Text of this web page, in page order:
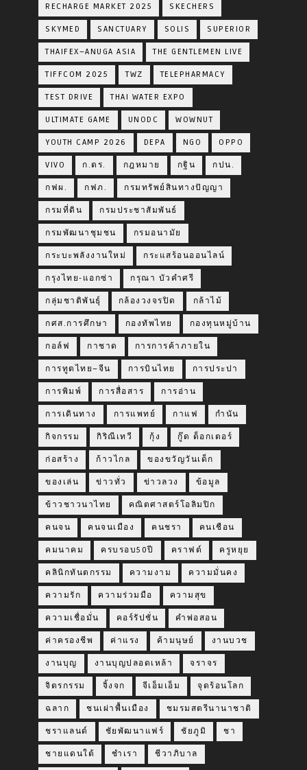
RECHARGE MARKET 2025 SKECHERS
SKYMED SANCTUARY SOLIS SUPERIOR
THAIFEX–ANUGA ASIA THE GENTLEMEN LIVE
TIFFCOM 2025 TWZ TELEPHARMACY
TEST DRIVE THAI WATER EXPO
ULTIMATE GAME UNODC WOWNUT
YOUTH CAMP 2026 DEPA NGO OPPO
VIVO ก.ตร. กฎหมาย กฐิน กปน.
กฟผ. กฟภ. กรมทรัพย์สินทางปัญญา
กรมที่ดิน กรมประชาสัมพันธ์
กรมพัฒนาชุมชน กรมอนามัย
กระบะพลังงานใหม่ กระแสร้อนออนไลน์
กรุงไทย-แอกซ่า กรุณา บัวคำศรี
กลุ่มชาติพันธุ์ กล้องวงจรปิด กล้าไม้
กศส.การศึกษา กองทัพไทย กองทุนหมู่บ้าน
กอล์ฟ กาชาด การการค้าภายใน
การทูตไทย–จีน การบินไทย การประปา
การพิมพ์ การสื่อสาร การอ่าน
การเดินทาง การแพทย์ กาแฟ กำนัน
กิจกรรม กิริณีเทวี กุ้ง กู๊ด ด็อกเตอร์
ก่อสร้าง ก้าวไกล ของขวัญวันเด็ก
ของเล่น ข่าวทั่ว ข่าวลวง ข้อมูล
ข้าวชาวนาไทย คณิตศาสตร์โอลิมปิก
คนจน คนจนเมือง คนชรา คนเชือน
คมนาคม ครบรอบ50ปี คราฟต์ ครูหยุย
คลินิกทันตกรรม ความงาม ความมั่นคง
ความรัก ความร่วมมือ ความสุข
ความเชื่อมั่น คอร์รัปชั่น คำพ่อสอน
ค่าครองชีพ ค่าแรง ค้ามนุษย์ งานบวช
งานบุญ งานบุญปลอดเหล้า จราจร
จิตรกรรม จิ้งจก จีเอ็มเอ็ม จุดร้อนโลก
ฉลาก ชนเผ่าพื้นเมือง ชมรมสตรีนานาชาติ
ชราแลนด์ ชัยพัฒนาแฟร์ ชัยภูมิ ชา
ชายแดนใต้ ชำเรา ชีวาภิบาล